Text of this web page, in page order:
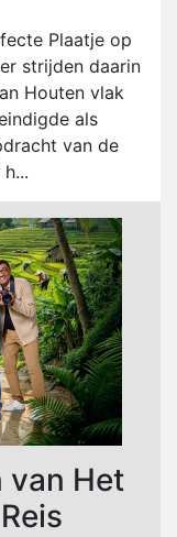
Plaatje op
strijden daarin
Houten vlak
als
van de
van Het